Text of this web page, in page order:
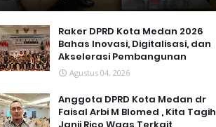
Raker DPRD Kota Medan 2026
Bahas Inovasi, Digitalisasi, dan
Akselerasi Pembangunan
Agustus 04, 2026
Anggota DPRD Kota Medan dr
Faisal Arbi M Blomed , Kita Tagih